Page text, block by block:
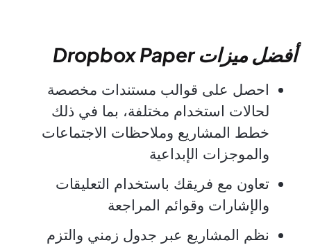
أفضل ميزات Dropbox Paper
احصل على قوالب مستندات مخصصة
لحالات استخدام مختلفة، بما في ذلك
خطط المشاريع وملاحظات الاجتماعات
والموجزات الإبداعية
تعاون مع فريقك باستخدام التعليقات
والإشارات وقوائم المراجعة
نظم المشاريع عبر جدول زمني والتزم